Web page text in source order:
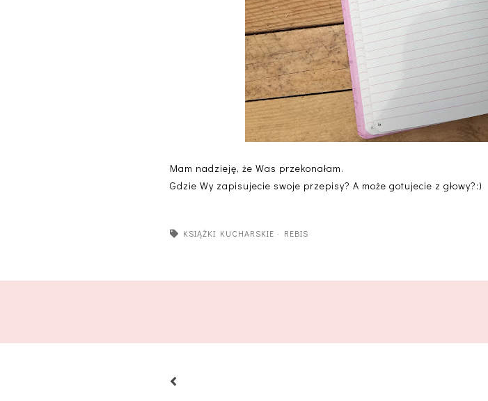
Mam nadzieję, że Was przekonałam.
Gdzie Wy zapisujecie swoje przepisy? A może gotujecie z głowy?:)
KSIĄŻKI KUCHARSKIE · REBIS